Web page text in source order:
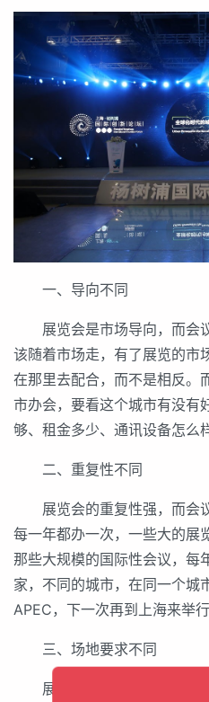
一、导向不同
展览会是市场导向，而会
该随着市场走，有了展览的市
在那里去配合，而不是相反。
市办会，要看这个城市有没有
够、租金多少、通讯设备怎么
二、重复性不同
展览会的重复性强，而会
每一年都办一次，一些大的展
那些大规模的国际性会议，每
家，不同的城市，在同一个城
APEC，下一次再到上海来举
三、场地要求不同
展览会要求场地面积较大